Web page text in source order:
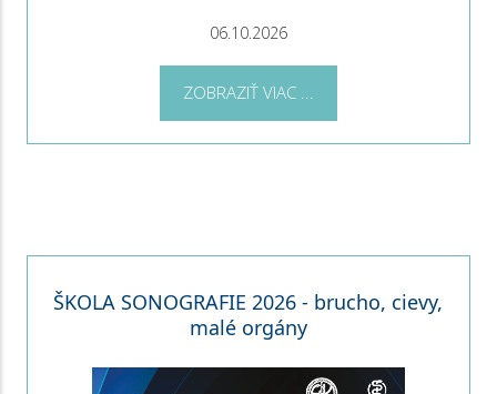
06.10.2026
ZOBRAZIŤ VIAC ...
ŠKOLA SONOGRAFIE 2026 - brucho, cievy,
malé orgány